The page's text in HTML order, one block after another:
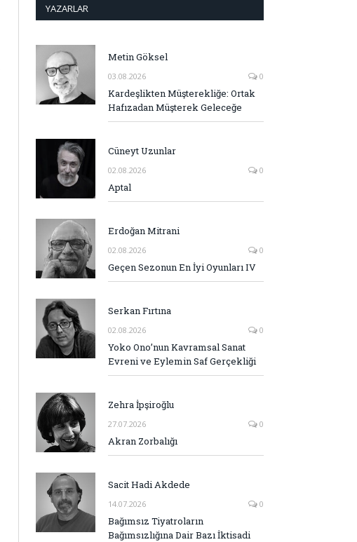
YAZARLAR
Metin Göksel
03.08.2026 0
Kardeşlikten Müşterekliğe: Ortak
Hafızadan Müşterek Geleceğe
Cüneyt Uzunlar
02.08.2026 0
Aptal
Erdoğan Mitrani
02.08.2026 0
Geçen Sezonun En İyi Oyunları IV
Serkan Fırtına
02.08.2026 0
Yoko Ono’nun Kavramsal Sanat
Evreni ve Eylemin Saf Gerçekliği
Zehra İpşiroğlu
27.07.2026 0
Akran Zorbalığı
Sacit Hadi Akdede
14.07.2026 0
Bağımsız Tiyatroların
Bağımsızlığına Dair Bazı İktisadi